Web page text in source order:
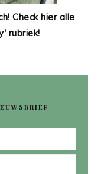
Check hier alle
rubriek!